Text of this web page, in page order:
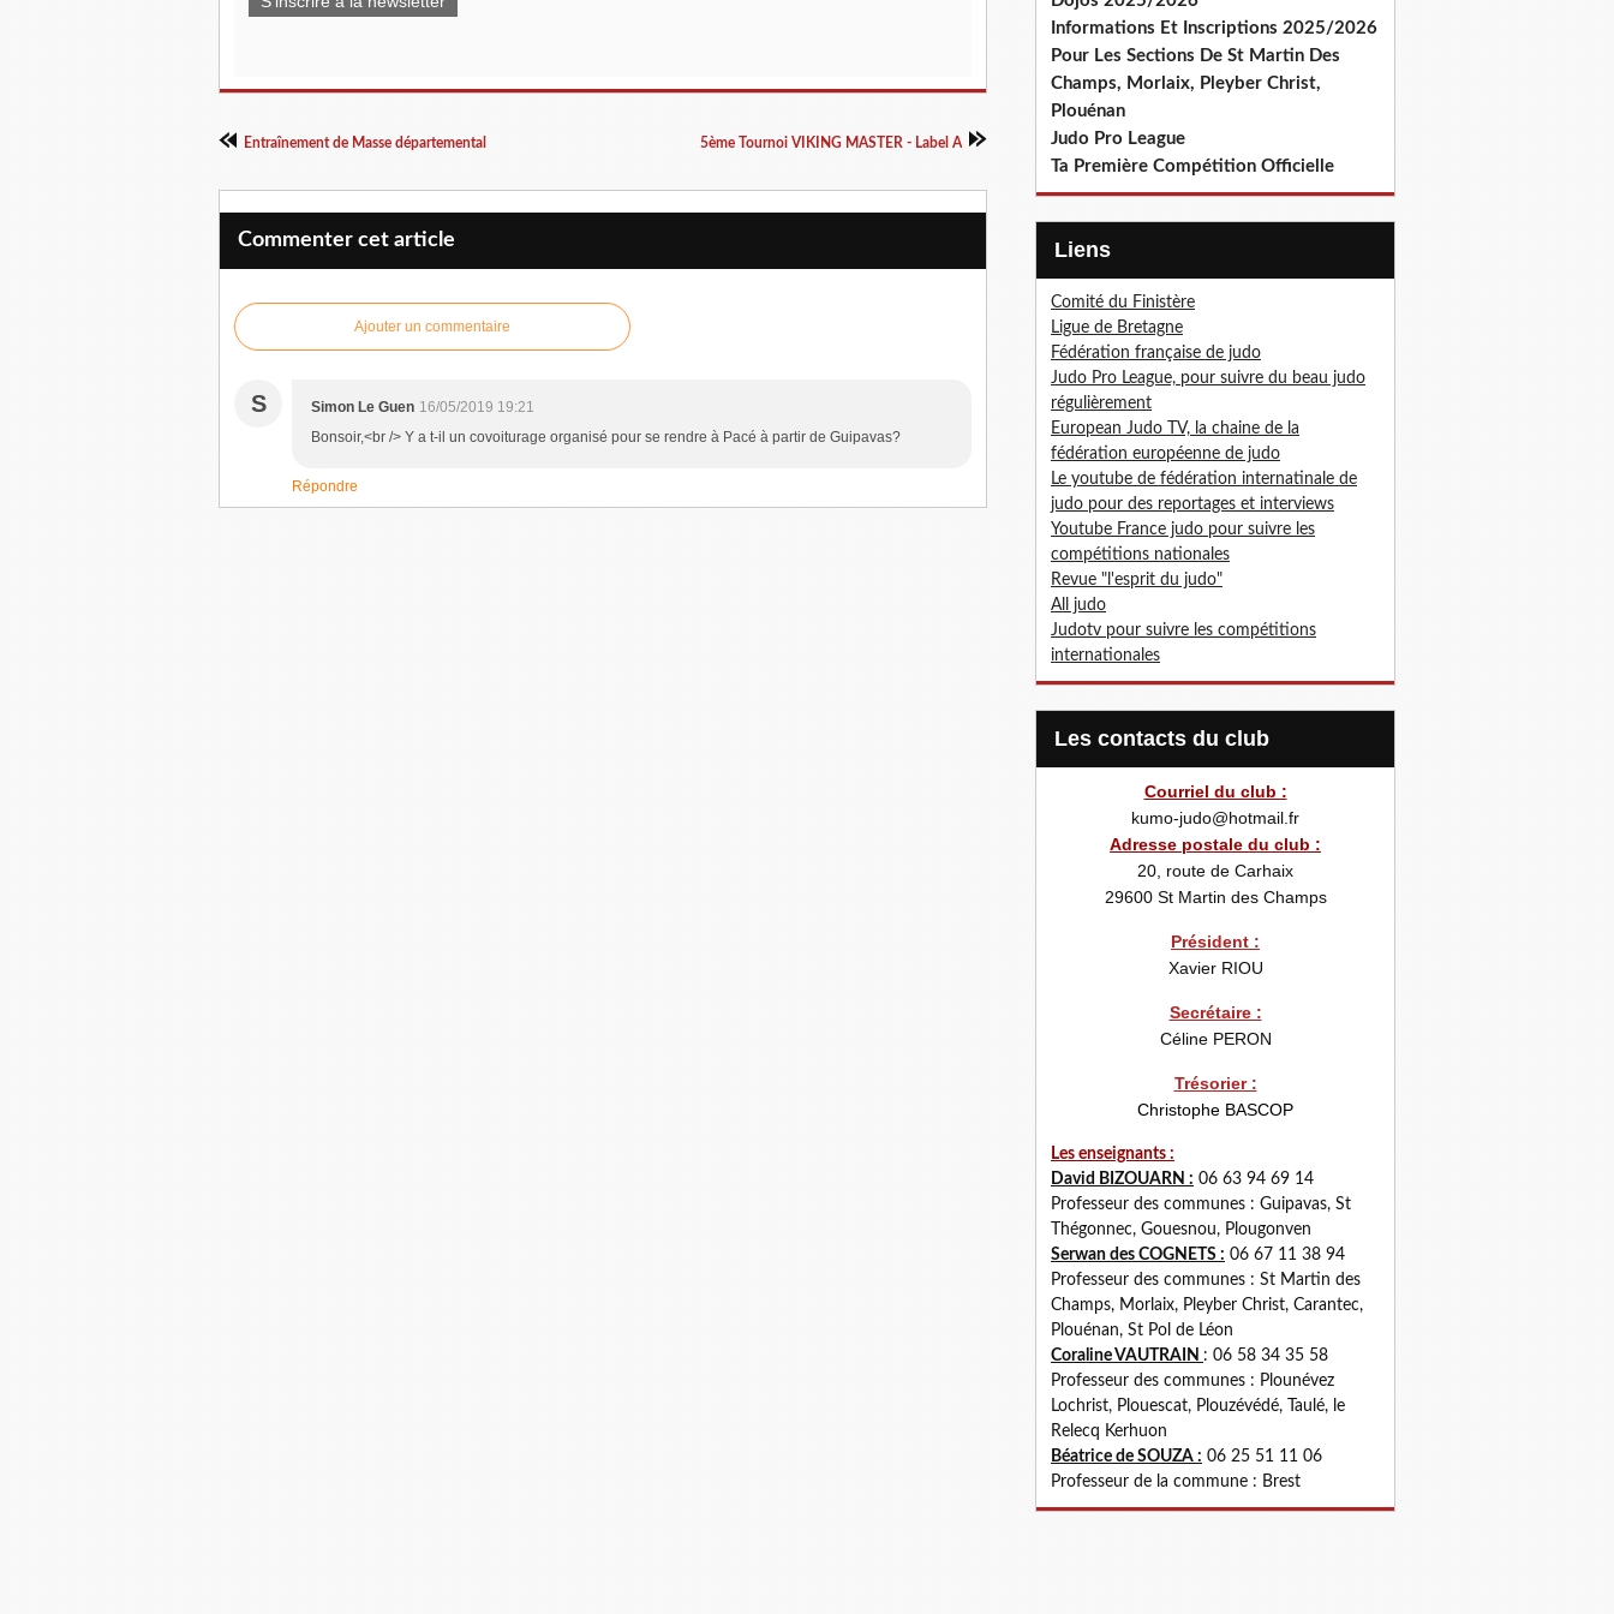
Entraînement de Masse départemental 5ème Tournoi VIKING MASTER - Label A
Commenter cet article
Ajouter un commentaire
S Simon Le Guen 16/05/2019 19:21
Bonsoir,<br /> Y a t-il un covoiturage organisé pour se rendre à Pacé à partir de Guipavas?
Répondre
Informations Et Inscriptions 2025/2026
Pour Les Sections De St Martin Des
Champs, Morlaix, Pleyber Christ,
Plouénan
Judo Pro League
Ta Première Compétition Officielle
Liens
Comité du Finistère
Ligue de Bretagne
Fédération française de judo
Judo Pro League, pour suivre du beau judo
régulièrement
European Judo TV, la chaine de la
fédération européenne de judo
Le youtube de fédération internatinale de
judo pour des reportages et interviews
Youtube France judo pour suivre les
compétitions nationales
Revue "l'esprit du judo"
All judo
Judotv pour suivre les compétitions
internationales
Les contacts du club
Courriel du club :
kumo-judo@hotmail.fr
Adresse postale du club :
20, route de Carhaix
29600St Martin des Champs
Président :
Xavier RIOU
Secrétaire :
Céline PERON
Trésorier :
Christophe BASCOP
Les enseignants :
David BIZOUARN : 06 63 94 69 14
Professeur des communes : Guipavas, St
Thégonnec, Gouesnou, Plougonven
Serwan des COGNETS : 06 67 11 38 94
Professeur des communes : St Martin des
Champs, Morlaix, Pleyber Christ, Carantec,
Plouénan, St Pol de Léon
Coraline VAUTRAIN : 06 58 34 35 58
Professeur des communes : Plounévez
Lochrist, Plouescat, Plouzévédé, Taulé, le
Relecq Kerhuon
Béatrice de SOUZA : 06 25 51 11 06
Professeur de la commune : Brest